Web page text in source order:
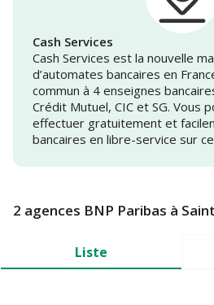
Cash Services
Cash Services est la nouvelle
d’automates bancaires en
commun à 4 enseignes
Crédit Mutuel, CIC et SG. Vous
effectuer gratuitement et
bancaires en libre-service sur
2 agences BNP Paribas à
Liste